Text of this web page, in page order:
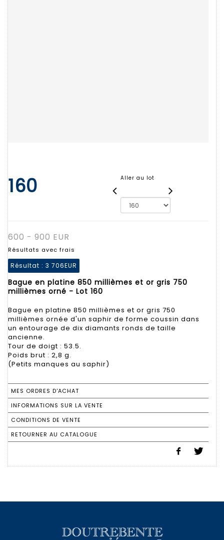
160 Aller au lot
600 - 900 EUR
Résultats avec frais
Résultat : 3 706EUR
Bague en platine 850 millièmes et or gris 750
millièmes orné - Lot 160
Bague en platine 850 millièmes et or gris 750
millièmes ornée d'un saphir de forme coussin dans
un entourage de dix diamants ronds de taille
ancienne.
Tour de doigt : 53.5.
Poids brut : 2,8 g.
(Petits manques au saphir)
MES ORDRES D'ACHAT
INFORMATIONS SUR LA VENTE
CONDITIONS DE VENTE
RETOURNER AU CATALOGUE